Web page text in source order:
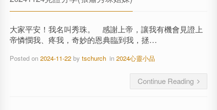
大家平安！我名叫秀珠。 感謝上帝，讓我有機會見證上
帝憐憫我、疼我，奇妙的恩典臨到我，拯…
Posted on 2024-11-22 by tschurch in2024心靈小品
Continue Reading